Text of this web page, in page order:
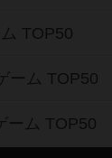
TOP50
ーム TOP50
ーム TOP50